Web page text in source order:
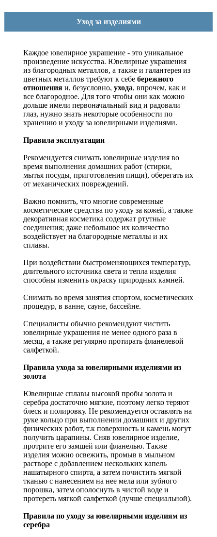
Уход за изделиями
Каждое ювелирное украшение - это уникальное
произведение искусства. Ювелирные украшения
из благородных металлов, а также и галантерея из
цветных металлов требуют к себе бережного
отношения и, безусловно, ухода, впрочем, как и
все благородное. Для того чтобы они как можно
дольше имели первоначальный вид и радовали
глаз, нужно знать некоторые особенности по
хранению и уходу за ювелирными изделиями.
Правила эксплуатации
Рекомендуется снимать ювелирные изделия во
время выполнения домашних работ (стирки,
мытья посуды, приготовления пищи), оберегать их
от механических повреждений.
Важно помнить, что многие современные
косметические средства по уходу за кожей, а также
декоративная косметика содержат ртутные
соединения; даже небольшое их количество
воздействует на благородные металлы и их
сплавы.
При воздействии быстроменяющихся температур,
длительного источника света и тепла изделия
способны изменить окраску природных камней.
Снимать во время занятия спортом, косметических
процедур, в ванне, сауне, бассейне.
Специалисты обычно рекомендуют чистить
ювелирные украшения не менее одного раза в
месяц, а также регулярно протирать фланелевой
салфеткой.
Правила ухода за ювелирными изделиями из
золота
Ювелирные сплавы высокой пробы золота и
серебра достаточно мягкие, поэтому легко теряют
блеск и полировку. Не рекомендуется оставлять на
руке кольцо при выполнении домашних и других
физических работ, т.к поверхность и камень могут
получить царапины. Сняв ювелирное изделие,
протрите его замшей или фланелью. Также
изделия можно освежить, промыв в мыльном
растворе с добавлением нескольких капель
нашатырного спирта, а затем почистить мягкой
тканью с нанесением на нее мела или зубного
порошка, затем ополоснуть в чистой воде и
протереть мягкой салфеткой (лучше специальной).
Правила по уходу за ювелирными изделиям из
серебра